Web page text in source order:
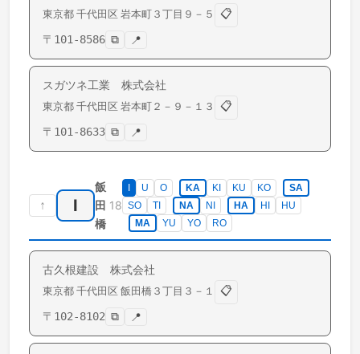
東京都 千代田区 岩本町 ３丁目９－５
📋
〒 101-8586 ⧉ 📍
スガツネ工業 株式会社
東京都 千代田区 岩本町 ２－９－１３
📋
〒 101-8633 ⧉ 📍
↑ I
飯
田
橋
18
I U O KA KI KU KO
SA
SO
TI NA NI HA HI
HU
MA
YU YO RO
古久根建設 株式会社
東京都 千代田区 飯田橋 ３丁目３－１
📋
〒 102-8102 ⧉ 📍